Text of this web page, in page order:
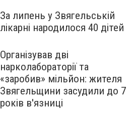
За липень у Звягельській
лікарні народилося 40 дітей
Організував дві
нарколабораторії та
«заробив» мільйон: жителя
Звягельщини засудили до 7
років в'язниці